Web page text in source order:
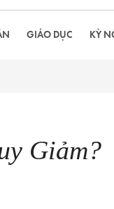
GIÁO DỤC KỲ
Giảm?